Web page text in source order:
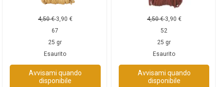
4,50€ 3,90 €
67
25 gr
Esaurito
Avvisami quando
disponibile
4,50€ 3,90 €
52
25 gr
Esaurito
Avvisami quando
disponibile